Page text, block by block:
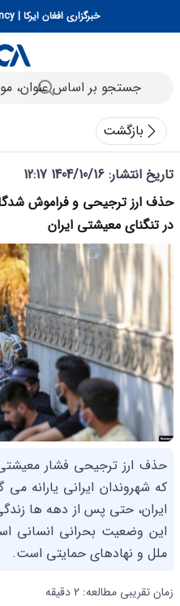
خبرگزاری افغان ایرکا | Afghan Irca News Agency
بازگشت
تاریخ انتشار: 1404/10/16 12:17
حذف ارز ترجیحی و فراموش
در تنگنای معیشتی ایران
حذف ارز ترجیحی فشار
که شهروندان ایرانی یارانه می
ایران، حتی پس از دهه ها
این وضعیت بحرانی انسانی
ملل و نهادهای حمایتی است.
زمان تقریبی مطالعه: 2 دقیقه